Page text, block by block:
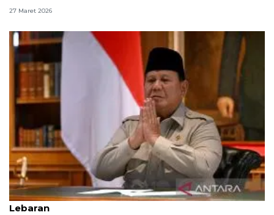
27 Maret 2026
Salah kaprah yang terus diulang dalam ucapan
Lebaran